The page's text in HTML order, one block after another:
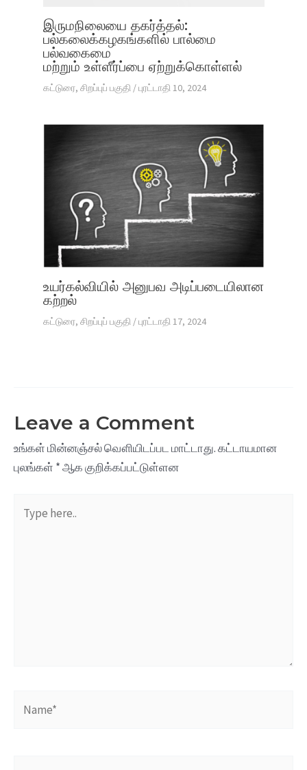
இருமநிலையை தகர்த்தல்:
பல்கலைக்கழகங்களில் பால்மை
பல்வகைமை
மற்றும் உள்ளீர்ப்பை ஏற்றுக்கொள்ளல்
கட்டுரை, சிறப்புப் பகுதி/புரட்டாதி 10, 2024
உயர்கல்வியில் அனுபவ அடிப்படையிலான
கற்றல்
கட்டுரை, சிறப்புப் பகுதி /புரட்டாதி 17, 2024
Leave a Comment
உங்கள் மின்னஞ்சல் வௌியிடப்பட மாட்டாது.கட்டாயமான
புலங்கள் *ஆக குறிக்கப்பட்டுள்ளன
here..